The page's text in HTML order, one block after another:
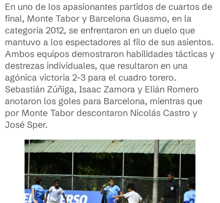
En uno de los apasionantes partidos de cuartos de
final, Monte Tabor y Barcelona Guasmo, en la
categoría 2012, se enfrentaron en un duelo que
mantuvo a los espectadores al filo de sus asientos.
Ambos equipos demostraron habilidades tácticas y
destrezas individuales, que resultaron en una
agónica victoria 2-3 para el cuadro torero.
Sebastián Zúñiga, Isaac Zamora y Elián Romero
anotaron los goles para Barcelona, mientras que
por Monte Tabor descontaron Nicolás Castro y
José Sper.